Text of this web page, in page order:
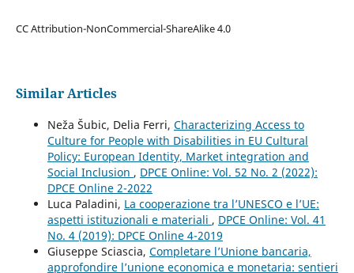
CC Attribution-NonCommercial-ShareAlike 4.0
Similar Articles
Neža Šubic, Delia Ferri, Characterizing Access to
Culture for People with Disabilities in EU Cultural
Policy: European Identity, Market integration and
Social Inclusion , DPCE Online: Vol. 52 No. 2 (2022):
DPCE Online 2-2022
Luca Paladini, La cooperazione tra l’UNESCO e l’UE:
aspetti istituzionali e materiali , DPCE Online: Vol. 41
No. 4 (2019): DPCE Online 4-2019
Giuseppe Sciascia, Completare l’Unione bancaria,
approfondire l’unione economica e monetaria: sentieri